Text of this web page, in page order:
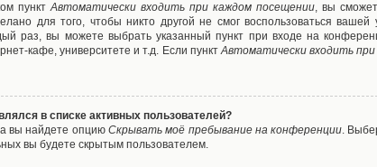
пунктАвтоматически входить при каждом посещении, вы
для того, чтобы никто другой не смог воспользоваться
раз, вы можете выбрать указанный пункт при входе на
кафе, университете и т.д. Если пунктАвтоматически входить
в списке активных пользователей?
вы найдете опцию Скрывать моё пребывание на конференции.
вы будете скрытым пользователем.